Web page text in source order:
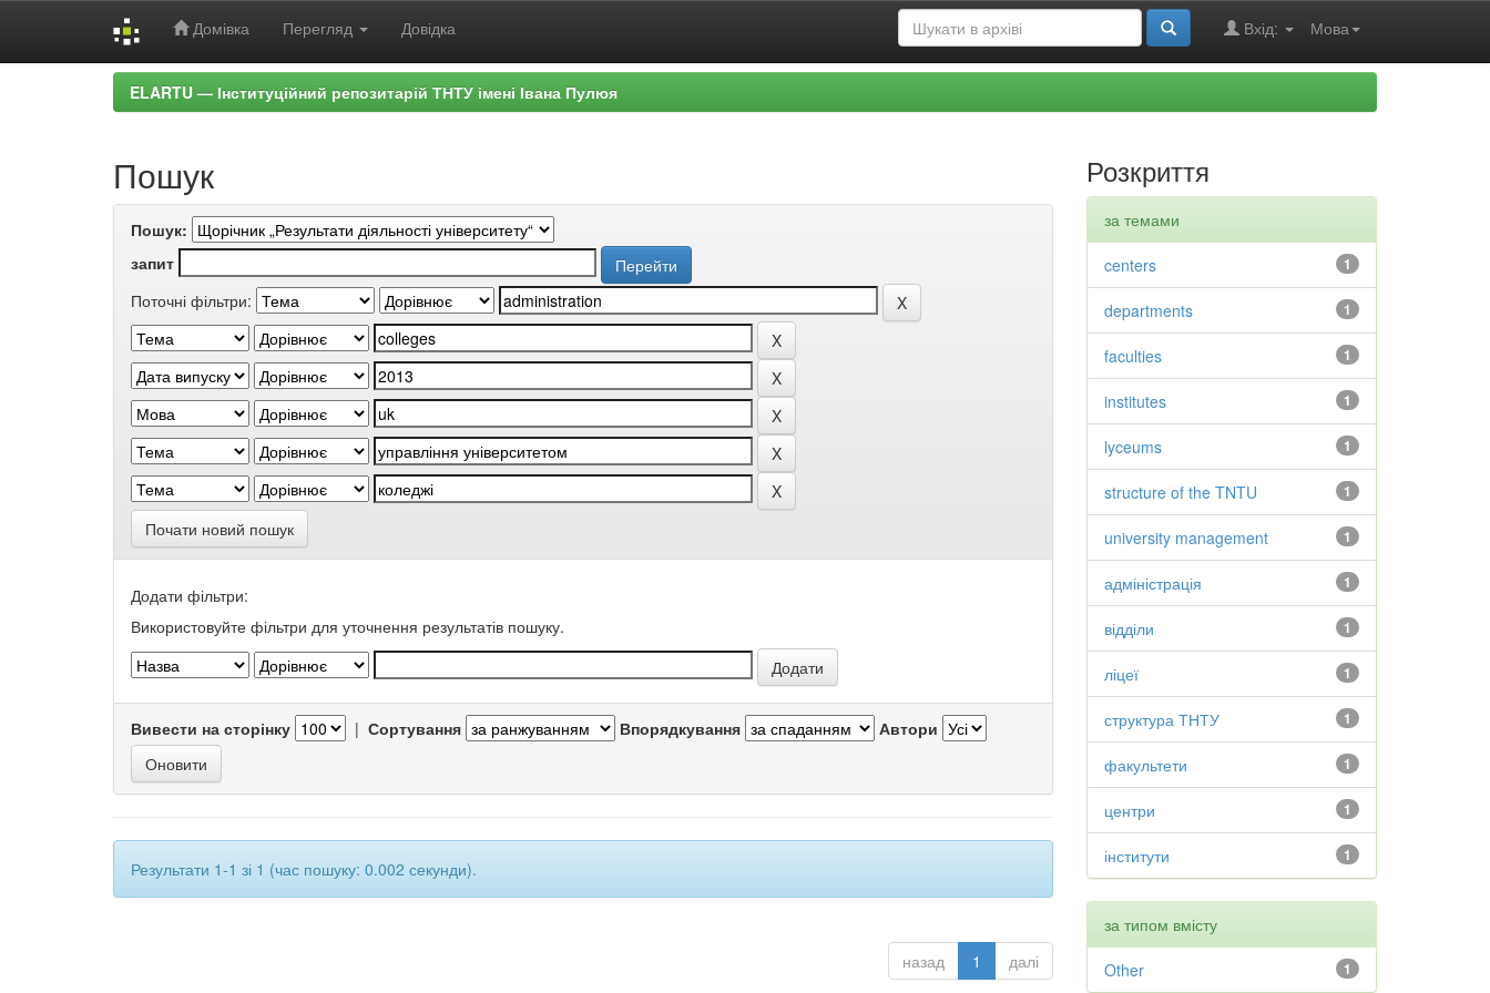
Домівка Перегляд Довідка Мова
Вхід:
ELARTU — Інституційний репозитарій ТНТУ імені Івана Пулюя
Пошук
Пошук:
запит
Поточні фільтри:
Почати новий пошук
Додати фільтри:
Використовуйте фільтри для уточнення результатів пошуку.
Вивести на сторінку | Сортування Впорядкування Автори
Результати 1-1 зі 1 (час пошуку: 0.002 секунди).
назад 1 далі
Розкриття
за темами
1
centers
1
departments
1
faculties
1
institutes
1
lyceums
1
structure of the TNTU
1
university management
1
адміністрація
1
відділи
1
ліцеї
1
структура ТНТУ
1
факультети
1
центри
1
інститути
за типом вмісту
1
Other